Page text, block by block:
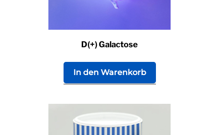
D(+) Galactose
In den Warenkorb